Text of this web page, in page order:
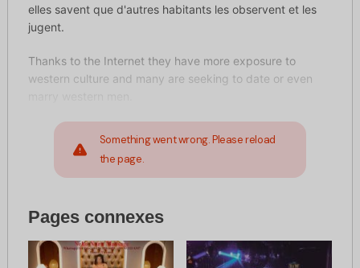
elles savent que d'autres habitants les observent et les
jugent.
Thanks to the Internet they have more exposure to
western culture and many are seeking to date or even
Something went wrong. Please reload
the page.
Pages connexes